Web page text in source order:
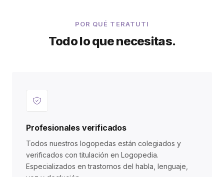
POR QUÉ TERATUTI
Todo lo que necesitas.
Profesionales verificados
Todos nuestros logopedas están colegiados y
verificados con titulación en Logopedia.
Especializados en trastornos del habla, lenguaje,